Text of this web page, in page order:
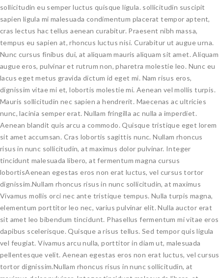
sollicitudin eu semper luctus quisque ligula. sollicitudin suscipit
sapien ligula mi malesuada condimentum placerat tempor aptent,
cras lectus hac tellus aenean curabitur. Praesent nibh massa,
tempus eu sapien at, rhoncus luctus nisi. Curabitur ut augue urna.
Nunc cursus finibus dui, at aliquam mauris aliquam sit amet. Aliquam
augue eros, pulvinar et rutrum non, pharetra molestie leo. Nunc eu
lacus eget metus gravida dictum id eget mi. Nam risus eros,
dignissim vitae mi et, lobortis molestie mi. Aenean vel mollis turpis.
Mauris sollicitudin nec sapien a hendrerit. Maecenas ac ultricies
nunc, lacinia semper erat. Nullam fringilla ac nulla a imperdiet.
Aenean blandit quis arcu a commodo. Quisque tristique eget lorem
sit amet accumsan. Cras lobortis sagittis nunc. Nullam rhoncus
risus in nunc sollicitudin, at maximus dolor pulvinar. Integer
tincidunt malesuada libero, at fermentum magna cursus
lobortisAenean egestas eros non erat luctus, vel cursus tortor
dignissim.Nullam rhoncus risus in nunc sollicitudin, at maximus
Vivamus mollis orci nec ante tristique tempus. Nulla turpis magna,
elementum porttitor leo nec, varius pulvinar elit. Nulla auctor erat
sit amet leo bibendum tincidunt. Phasellus fermentum mi vitae eros
dapibus scelerisque. Quisque a risus tellus. Sed tempor quis ligula
vel feugiat. Vivamus arcu nulla, porttitor in diam ut, malesuada
pellentesque velit. Aenean egestas eros non erat luctus, vel cursus
tortor dignissim.Nullam rhoncus risus in nunc sollicitudin, at